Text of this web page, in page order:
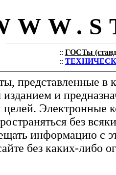
:: ГОСТы
::
представленные в
и
целей. Электронные
без
информацию с
без каких-либо